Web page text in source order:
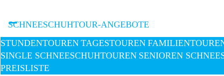
SCHNEESCHUHTOUR-ANGEBOTE
STUNDENTOUREN TAGESTOUREN
SINGLE SCHNEESCHUHTOUREN SENIOREN
PREISLISTE